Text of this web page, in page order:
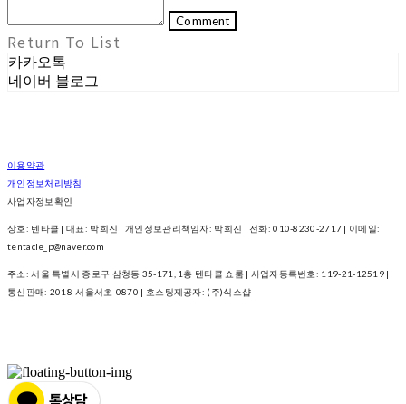
Comment
Return To List
카카오톡
네이버 블로그
이용약관
개인정보처리방침
사업자정보확인
상호: 텐타클 | 대표: 박희진 | 개인정보관리책임자: 박희진 | 전화: 010-8230-2717 | 이메일:
tentacle_p@naver.com
주소: 서울 특별시 종로구 삼청동 35-171, 1층 텐타클 쇼룸 | 사업자등록번호: 119-21-12519 |
통신판매: 2018-서울서초-0870 | 호스팅제공자: (주)식스샵